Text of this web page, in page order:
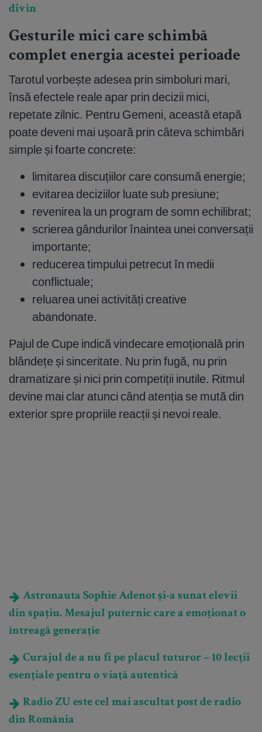
divin
Gesturile mici care schimbă
complet energia acestei perioade
Tarotul vorbește adesea prin simboluri mari,
însă efectele reale apar prin decizii mici,
repetate zilnic. Pentru Gemeni, această etapă
poate deveni mai ușoară prin câteva schimbări
simple și foarte concrete:
limitarea discuțiilor care consumă energie;
evitarea deciziilor luate sub presiune;
revenirea la un program de somn echilibrat;
scrierea gândurilor înaintea unei conversații
importante;
reducerea timpului petrecut în medii
conflictuale;
reluarea unei activități creative
abandonate.
Pajul de Cupe indică vindecare emoțională prin
blândețe și sinceritate. Nu prin fugă, nu prin
dramatizare și nici prin competiții inutile. Ritmul
devine mai clar atunci când atenția se mută din
exterior spre propriile reacții și nevoi reale.
Astronauta Sophie Adenot și-a sunat elevii
din spațiu. Mesajul puternic care a emoționat o
întreagă generație
Curajul de a nu fi pe placul tuturor – 10 lecții
esențiale pentru o viață autentică
Radio ZU este cel mai ascultat post de radio
din România